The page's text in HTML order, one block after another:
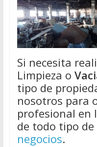
Si necesita
Limpieza o
tipo de
nosotros para
profesional en
de todo tipo de
negocios.